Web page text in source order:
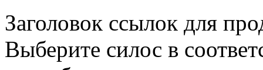
Заголовок ссылок для
Выберите силос в